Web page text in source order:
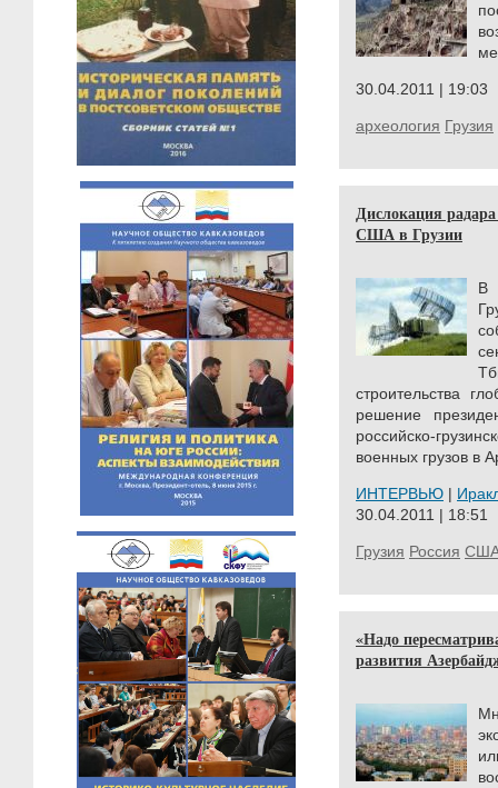
30.04.2011 | 19:03
археология Грузия
Дислокация
США в Грузии
В
строительства
решение
российско-
военных грузов в
ИНТЕРВЬЮ |
30.04.2011 | 18:51
Грузия Россия
«Надо
развития